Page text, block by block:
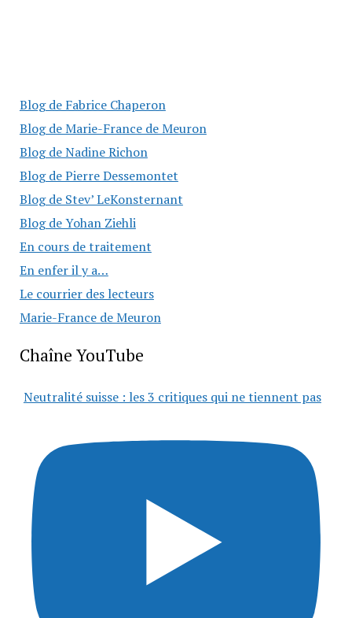
Blog de Fabrice Chaperon
Blog de Marie-France de Meuron
Blog de Nadine Richon
Blog de Pierre Dessemontet
Blog de Stev’ LeKonsternant
Blog de Yohan Ziehli
En cours de traitement
En enfer il y a…
Le courrier des lecteurs
Marie-France de Meuron
Chaîne YouTube
Neutralité suisse : les 3 critiques qui ne tiennent pas